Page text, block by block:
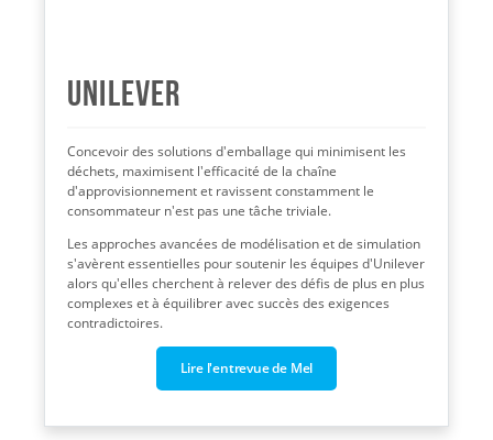
Unilever
Concevoir des solutions d'emballage qui minimisent les
déchets, maximisent l'efficacité de la chaîne
d'approvisionnement et ravissent constamment le
consommateur n'est pas une tâche triviale.
Les approches avancées de modélisation et de simulation
s'avèrent essentielles pour soutenir les équipes d'Unilever
alors qu'elles cherchent à relever des défis de plus en plus
complexes et à équilibrer avec succès des exigences
contradictoires.
Lire l'entrevue de Mel